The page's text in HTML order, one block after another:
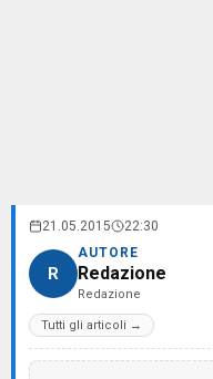
21.05.2015 22:30
R
AUTORE
Redazione
Redazione
Tutti gli articoli →